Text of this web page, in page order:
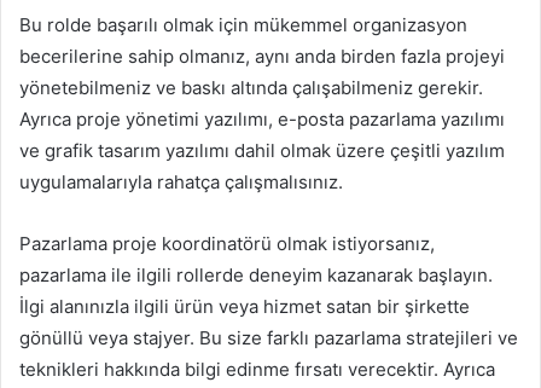
Bu rolde başarılı olmak için mükemmel organizasyon
becerilerine sahip olmanız, aynı anda birden fazla projeyi
yönetebilmeniz ve baskı altında çalışabilmeniz gerekir.
Ayrıca proje yönetimi yazılımı, e-posta pazarlama yazılımı
ve grafik tasarım yazılımı dahil olmak üzere çeşitli yazılım
uygulamalarıyla rahatça çalışmalısınız.
Pazarlama proje koordinatörü olmak istiyorsanız,
pazarlama ile ilgili rollerde deneyim kazanarak başlayın.
İlgi alanınızla ilgili ürün veya hizmet satan bir şirkette
gönüllü veya stajyer. Bu size farklı pazarlama stratejileri ve
teknikleri hakkında bilgi edinme fırsatı verecektir. Ayrıca